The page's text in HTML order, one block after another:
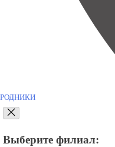
РОДНИКИ
Выберите филиал: